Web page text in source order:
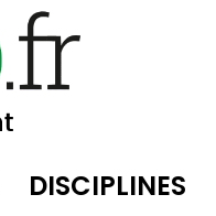
DISCIPLINES